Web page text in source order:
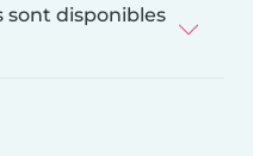
sont disponibles